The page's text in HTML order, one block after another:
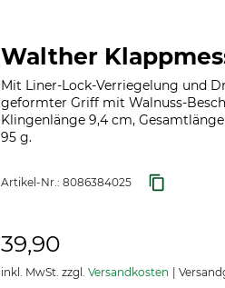
Walther
Mit Liner-Lock-Verriegelung und
geformter Griff mit Walnuss-
Klingenlänge 9,4 cm,
95 g.
Artikel-Nr.: 8086384025
39,90
inkl. MwSt. zzgl. Versandkosten